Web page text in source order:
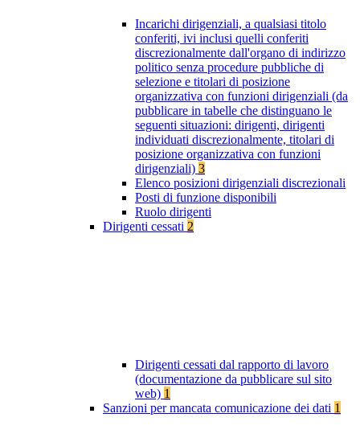
Incarichi dirigenziali, a qualsiasi titolo
conferiti, ivi inclusi quelli conferiti
discrezionalmente dall'organo di indirizzo
politico senza procedure pubbliche di
selezione e titolari di posizione
organizzativa con funzioni dirigenziali (da
pubblicare in tabelle che distinguano le
seguenti situazioni: dirigenti, dirigenti
individuati discrezionalmente, titolari di
posizione organizzativa con funzioni
dirigenziali) 3
Elenco posizioni dirigenziali discrezionali
Posti di funzione disponibili
Ruolo dirigenti
Dirigenti cessati 2
Dirigenti cessati dal rapporto di lavoro
(documentazione da pubblicare sul sito
web) 1
Sanzioni per mancata comunicazione dei dati 1